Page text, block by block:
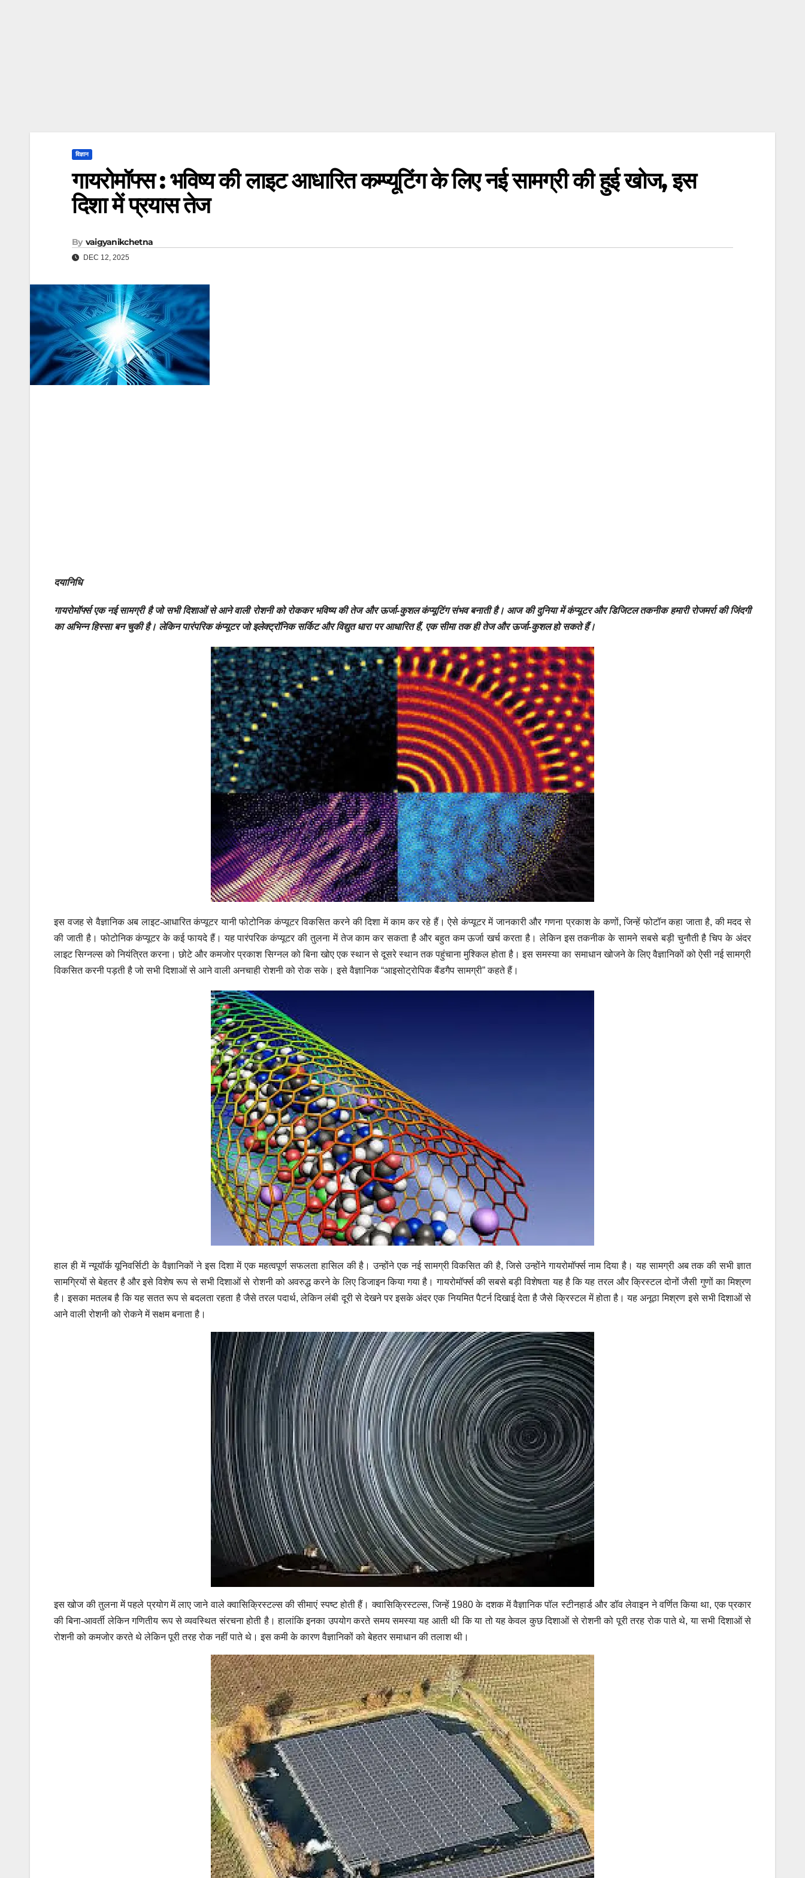
विज्ञान
गायरोमॉफ्स : भविष्य की लाइट आधारित कम्प्यूटिंग के लिए नई सामग्री की हुई खोज, इस
दिशा में प्रयास तेज
By vaigyanikchetna
DEC 12, 2025
दयानिधि
गायरोमॉर्फ्स एक नई सामग्री है जो सभी दिशाओं से आने वाली रोशनी को रोककर भविष्य की तेज और ऊर्जा-कुशल कंप्यूटिंग संभव बनाती है। आज की दुनिया में कंप्यूटर और डिजिटल तकनीक हमारी रोजमर्रा की जिंदगी
का अभिन्न हिस्सा बन चुकी है। लेकिन पारंपरिक कंप्यूटर जो इलेक्ट्रॉनिक सर्किट और विद्युत धारा पर आधारित हैं, एक सीमा तक ही तेज और ऊर्जा-कुशल हो सकते हैं।
इस वजह से वैज्ञानिक अब लाइट-आधारित कंप्यूटर यानी फोटोनिक कंप्यूटर विकसित करने की दिशा में काम कर रहे हैं। ऐसे कंप्यूटर में जानकारी और गणना प्रकाश के कणों, जिन्हें फोटॉन कहा जाता है, की मदद से
की जाती है।फोटोनिक कंप्यूटर के कई फायदे हैं। यह पारंपरिक कंप्यूटर की तुलना में तेज काम कर सकता है और बहुत कम ऊर्जा खर्च करता है। लेकिन इस तकनीक के सामने सबसे बड़ी चुनौती है चिप के अंदर
लाइट सिग्नल्स को नियंत्रित करना।छोटे और कमजोर प्रकाश सिग्नल को बिना खोए एक स्थान से दूसरे स्थान तक पहुंचाना मुश्किल होता है। इस समस्या का समाधान खोजने के लिए वैज्ञानिकों को ऐसी नई सामग्री
विकसित करनी पड़ती है जो सभी दिशाओं से आने वाली अनचाही रोशनी को रोक सके। इसे वैज्ञानिक “आइसोट्रोपिक बैंडगैप सामग्री” कहते हैं।
हाल ही में न्यूयॉर्क यूनिवर्सिटी के वैज्ञानिकों ने इस दिशा में एक महत्वपूर्ण सफलता हासिल की है। उन्होंने एक नई सामग्री विकसित की है, जिसे उन्होंने गायरोमॉर्फ्स नाम दिया है। यह सामग्री अब तक की सभी ज्ञात
सामग्रियों से बेहतर है और इसे विशेष रूप से सभी दिशाओं से रोशनी को अवरुद्ध करने के लिए डिजाइन किया गया है। गायरोमॉर्फ्स की सबसे बड़ी विशेषता यह है कि यह तरल और क्रिस्टल दोनों जैसी गुणों का मिश्रण
है। इसका मतलब है कि यह सतत रूप से बदलता रहता है जैसे तरल पदार्थ, लेकिन लंबी दूरी से देखने पर इसके अंदर एक नियमित पैटर्न दिखाई देता है जैसे क्रिस्टल में होता है। यह अनूठा मिश्रण इसे सभी दिशाओं से
आने वाली रोशनी को रोकने में सक्षम बनाता है।
इस खोज की तुलना में पहले प्रयोग में लाए जाने वाले क्वासिक्रिस्टल्स की सीमाएं स्पष्ट होती हैं। क्वासिक्रिस्टल्स, जिन्हें 1980 के दशक में वैज्ञानिक पॉल स्टीनहार्ड और डॉव लेवाइन ने वर्णित किया था, एक प्रकार
की बिना-आवर्ती लेकिन गणितीय रूप से व्यवस्थित संरचना होती है। हालांकि इनका उपयोग करते समय समस्या यह आती थी कि या तो यह केवल कुछ दिशाओं से रोशनी को पूरी तरह रोक पाते थे, या सभी दिशाओं से
रोशनी को कमजोर करते थे लेकिन पूरी तरह रोक नहीं पाते थे। इस कमी के कारण वैज्ञानिकों को बेहतर समाधान की तलाश थी।